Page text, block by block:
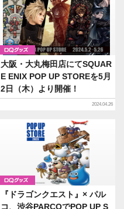
グッズ
大阪・大丸梅田店にてSQUAR
E ENIX POP UP STOREを5月
2日（木）より開催！
2024.04.26
グッズ
『ドラゴンクエスト』× パル
コ、渋谷PARCOでPOP UP S